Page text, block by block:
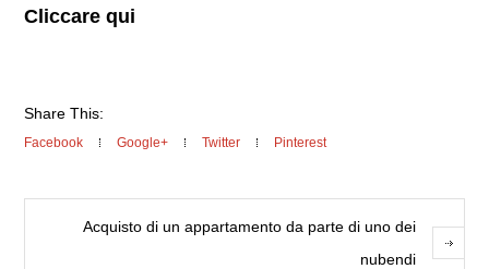
Cliccare qui
Share This:
Facebook Google+ Twitter Pinterest
Acquisto di un appartamento da parte di uno dei
nubendi